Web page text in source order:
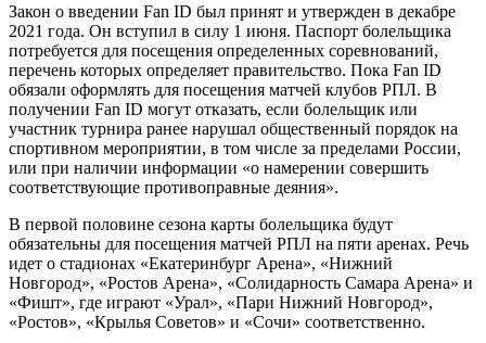
Закон о введении Fan ID был принят и утвержден в декабре
2021 года. Он вступил в силу 1 июня. Паспорт болельщика
потребуется для посещения определенных соревнований,
перечень которых определяет правительство. Пока Fan ID
обязали оформлять для посещения матчей клубов РПЛ. В
получении Fan ID могут отказать, если болельщик или
участник турнира ранее нарушал общественный порядок на
спортивном мероприятии, в том числе за пределами России,
или при наличии информации «о намерении совершить
соответствующие противоправные деяния».
В первой половине сезона карты болельщика будут
обязательны для посещения матчей РПЛ на пяти аренах. Речь
идет о стадионах «Екатеринбург Арена», «Нижний
Новгород», «Ростов Арена», «Солидарность Самара Арена» и
«Фишт», где играют «Урал», «Пари Нижний Новгород»,
«Ростов», «Крылья Советов» и «Сочи» соответственно.